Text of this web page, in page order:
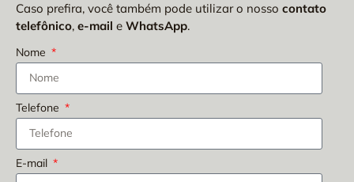
Caso prefira, você também pode utilizar o nosso contato
telefônico, e-mail e WhatsApp.
Nome
Telefone
E-mail